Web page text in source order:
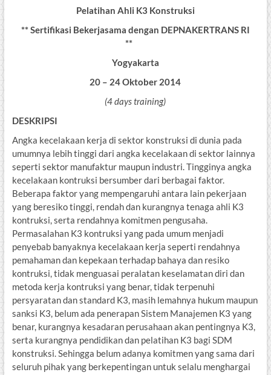
Pelatihan Ahli K3 Konstruksi
** Sertifikasi Bekerjasama dengan DEPNAKERTRANS RI
**
Yogyakarta
20 – 24 Oktober 2014
(4 days training)
DESKRIPSI
Angka kecelakaan kerja di sektor konstruksi di dunia pada
umumnya lebih tinggi dari angka kecelakaan di sektor lainnya
seperti sektor manufaktur maupun industri. Tingginya angka
kecelakaan kontruksi bersumber dari berbagai faktor.
Beberapa faktor yang mempengaruhi antara lain pekerjaan
yang beresiko tinggi, rendah dan kurangnya tenaga ahli K3
kontruksi, serta rendahnya komitmen pengusaha.
Permasalahan K3 kontruksi yang pada umum menjadi
penyebab banyaknya kecelakaan kerja seperti rendahnya
pemahaman dan kepekaan terhadap bahaya dan resiko
kontruksi, tidak menguasai peralatan keselamatan diri dan
metoda kerja kontruksi yang benar, tidak terpenuhi
persyaratan dan standard K3, masih lemahnya hukum maupun
sanksi K3, belum ada penerapan Sistem Manajemen K3 yang
benar, kurangnya kesadaran perusahaan akan pentingnya K3,
serta kurangnya pendidikan dan pelatihan K3 bagi SDM
konstruksi. Sehingga belum adanya komitmen yang sama dari
seluruh pihak yang berkepentingan untuk selalu menghargai